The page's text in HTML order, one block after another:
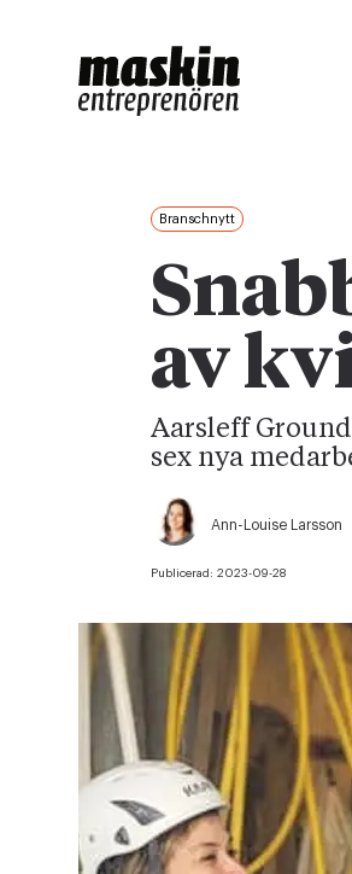
Branschnytt
av
Aarsleff
sex nya
Ann-Louise Larsson
Publicerad: 2023-09-28